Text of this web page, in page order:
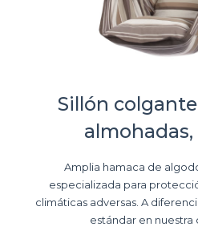
Sillón
almohadas,
Amplia hamaca de
especializada para
climáticas adversas. A
estándar en nuestra